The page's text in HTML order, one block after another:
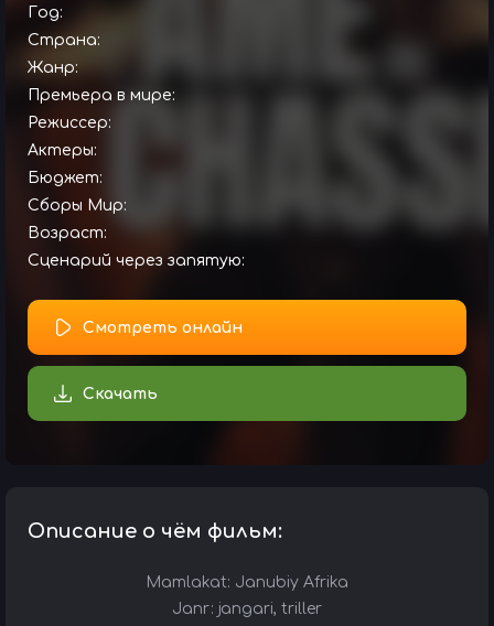
Год:
Страна:
Жанр:
Премьера в мире:
Режиссер:
Актеры:
Бюджет:
Сборы Мир:
Возраст:
Сценарий через запятую:
Смотреть онлайн
Скачать
Описание о чём фильм:
Mamlakat: Janubiy Afrika
Janr: jangari, triller